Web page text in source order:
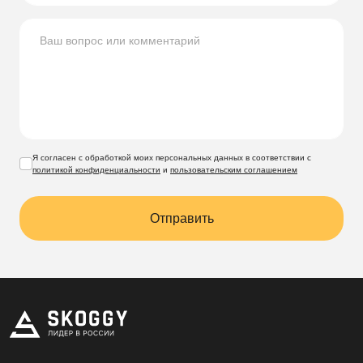
В местах соединения рёбер жёсткости стен и крыши
доставке и установке вы можетездесь.
Я согласен с обработкой моих персональных данных в соответствии с
политикой конфиденциальности и пользовательским соглашением
Отправить